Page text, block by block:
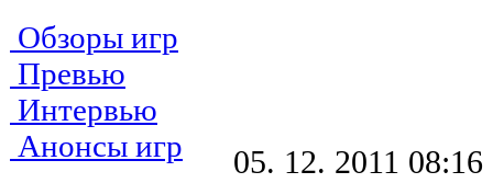
Обзоры игр
Превью
Интервью
Анонсы игр
05. 12. 2011 08:16